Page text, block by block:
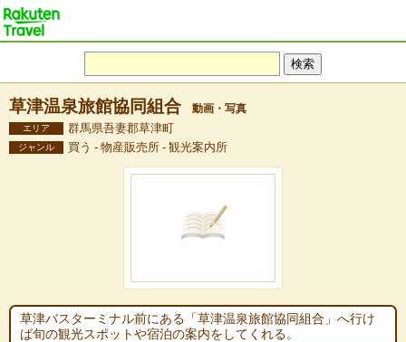
草津温泉旅館協同組合 動画・写真
エリア 群馬県吾妻郡草津町
ジャンル 買う - 物産販売所 - 観光案内所
草津バスターミナル前にある「草津温泉旅館協同組合」へ行け
ば旬の観光スポットや宿泊の案内をしてくれる。